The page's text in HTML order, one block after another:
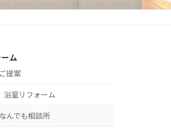
ム
提案
室リフォーム
んでも相談所